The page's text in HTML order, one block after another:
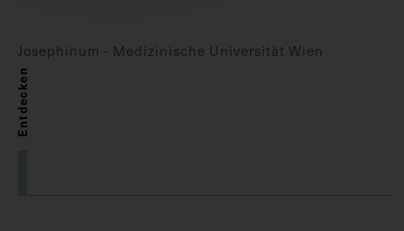
Josephinum - Medizinische Universität Wien
Entdecken